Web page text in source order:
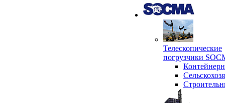
Телескопические
погрузчики